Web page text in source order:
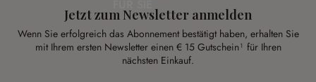
Jetzt zum Newsletter anmelden
Wenn Sie erfolgreich das Abonnement bestätigt haben, erhalten Sie
mit Ihrem ersten Newsletter einen € 15 Gutschein¹ für Ihren
nächsten Einkauf.